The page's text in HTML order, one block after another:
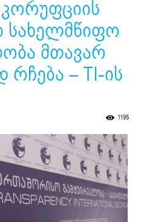
სახელმწიფო
მთავარ
– TI-ის
1195